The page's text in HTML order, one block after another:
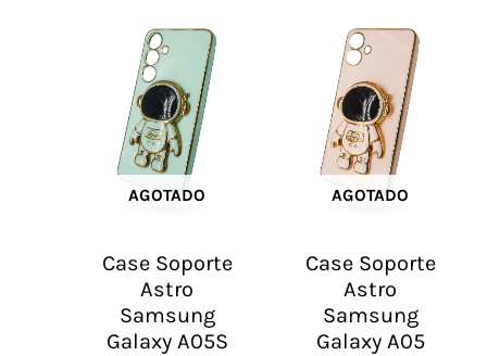
AGOTADO
Case Soporte
Astro
Samsung
Galaxy A05S
AGOTADO
Case Soporte
Astro
Samsung
Galaxy A05